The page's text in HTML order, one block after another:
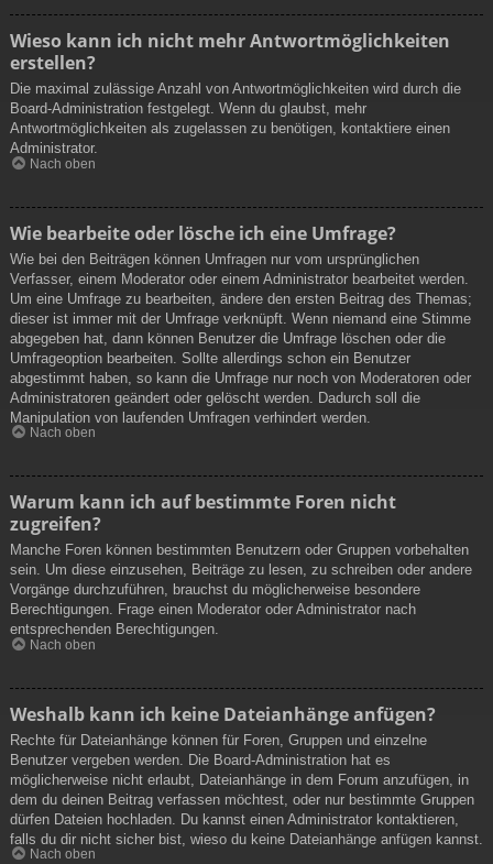
Wieso kann ich nicht mehr Antwortmöglichkeiten
erstellen?
Die maximal zulässige Anzahl von Antwortmöglichkeiten wird durch die
Board-Administration festgelegt. Wenn du glaubst, mehr
Antwortmöglichkeiten als zugelassen zu benötigen, kontaktiere einen
Administrator.
Nach oben
Wie bearbeite oder lösche ich eine Umfrage?
Wie bei den Beiträgen können Umfragen nur vom ursprünglichen
Verfasser, einem Moderator oder einem Administrator bearbeitet werden.
Um eine Umfrage zu bearbeiten, ändere den ersten Beitrag des Themas;
dieser ist immer mit der Umfrage verknüpft. Wenn niemand eine Stimme
abgegeben hat, dann können Benutzer die Umfrage löschen oder die
Umfrageoption bearbeiten. Sollte allerdings schon ein Benutzer
abgestimmt haben, so kann die Umfrage nur noch von Moderatoren oder
Administratoren geändert oder gelöscht werden. Dadurch soll die
Manipulation von laufenden Umfragen verhindert werden.
Nach oben
Warum kann ich auf bestimmte Foren nicht
zugreifen?
Manche Foren können bestimmten Benutzern oder Gruppen vorbehalten
sein. Um diese einzusehen, Beiträge zu lesen, zu schreiben oder andere
Vorgänge durchzuführen, brauchst du möglicherweise besondere
Berechtigungen. Frage einen Moderator oder Administrator nach
entsprechenden Berechtigungen.
Nach oben
Weshalb kann ich keine Dateianhänge anfügen?
Rechte für Dateianhänge können für Foren, Gruppen und einzelne
Benutzer vergeben werden. Die Board-Administration hat es
möglicherweise nicht erlaubt, Dateianhänge in dem Forum anzufügen, in
dem du deinen Beitrag verfassen möchtest, oder nur bestimmte Gruppen
dürfen Dateien hochladen. Du kannst einen Administrator kontaktieren,
falls du dir nicht sicher bist, wieso du keine Dateianhänge anfügen kannst.
Nach oben